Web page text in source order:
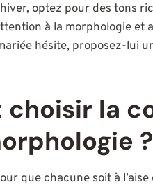
optez pour des tons
à la morphologie et
hésite, proposez-lui
la
?
que chacune soit à